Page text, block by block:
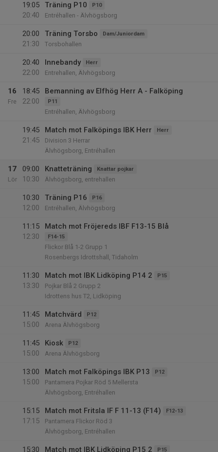
19:05
20:40
Träning P10 P10
Entréhallen - Älvhögsborg
20:00
21:30
Träning Torsbo Dam/Juniordam
Torsbohallen
20:40
22:00
Innebandy Herr
Entrehallen, Älvhögsborg
16
Fre
18:45
22:00
Bemanning av Elfhög Herr A - Falköping
P11
Entréhallen, Älvhögsborg
19:45
21:45
Match mot Falköpings IBK Herr Herr
Division 3 Herrar
Älvhögsborg, Entréhallen
17
Lör
09:00
10:30
Knatteträning Knattar pojkar
Älvhögsborg, entrehallen
10:30
12:00
Träning P16 P16
Entréhallen, Älvhögsborg
11:15
12:30
Match mot Fröjereds IBF F13-15 Blå
F14-15
Flickor Blå 1-2 Grupp 1
Rosenbergs Idrottshall, Tidaholm
11:30
13:30
Match mot IBK Lidköping P14 2 P15
Pojkar Blå 2 Grupp 2
Idrottens hus T2, Lidköping
11:45
15:00
Matchvärd P12
Arena Älvhögsborg
11:45
15:00
Kiosk P12
Arena Älvhögsborg
13:00
15:00
Match mot Falköpings IBK P13 P12
Pantamera Pojkar Röd 5 Mellersta
Älvhögsborg, Entréhallen
15:15
17:15
Match mot Fritsla IF F 11-13 (F14) F12-13
Pantamera Flickor Röd 3
Älvhögsborg, Entréhallen
15:30 Match mot IBK Lidköping P15 2 P15